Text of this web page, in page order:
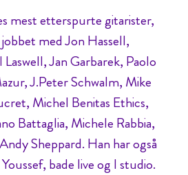
mest etterspurte gitarister,
med Jon Hassell,
Jan Garbarek, Paolo
J.Peter Schwalm, Mike
Michel Benitas Ethics,
Battaglia, Michele Rabbia,
Sheppard. Han har også
bade live og I studio.